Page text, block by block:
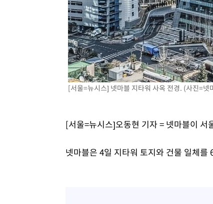
[서울=뉴시스] 넷마블 지타워 사옥 전경. (사진=
[서울=뉴시스]오동현 기자 = 넷마블이
넷마블은 4일 지타워 토지와 건물 일체